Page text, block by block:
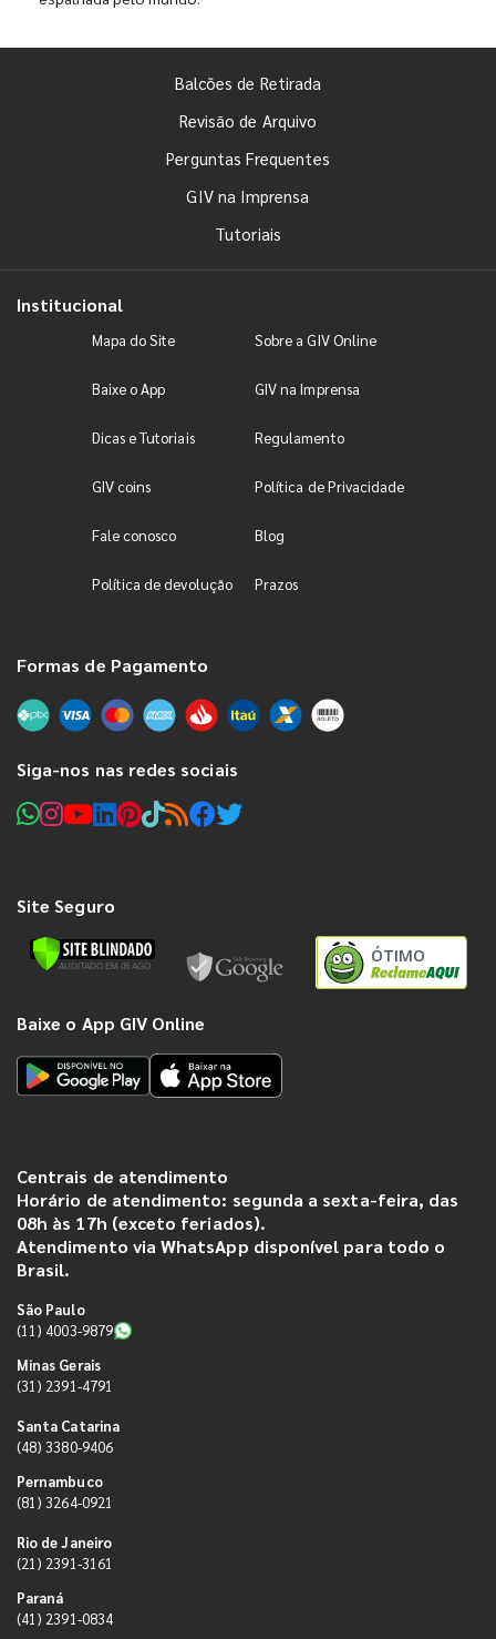
Balcões de Retirada
Revisão de Arquivo
Perguntas Frequentes
GIV na Imprensa
Tutoriais
Institucional
Mapa do Site Sobre a GIV Online
Baixe o App GIV na Imprensa
Dicas e Tutoriais Regulamento
GIV coins Política de Privacidade
Fale conosco Blog
Política de devolução Prazos
Formas de Pagamento
Siga-nos nas redes sociais
Site Seguro
ÓTIMO
Baixe o App GIV Online
Centrais de atendimento
Horário de atendimento: segunda a sexta-feira, das
08h às 17h (exceto feriados).
Atendimento via WhatsApp disponível para todo o
Brasil.
São Paulo
(11) 4003-9879
Minas Gerais
(31) 2391-4791
Santa Catarina
(48) 3380-9406
Pernambuco
(81) 3264-0921
Rio de Janeiro
(21) 2391-3161
Paraná
(41) 2391-0834